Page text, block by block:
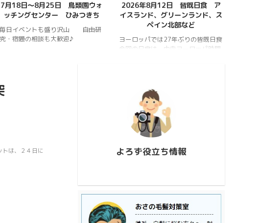
7月18日〜8月25日 鳥類園ウォ
ッチングセンター ひみつきち
毎日イベントも盛り沢山 自由研
究・宿題の相談も大歓迎♪
2026年8月12日 皆既日食 ア
イスランド、グリーンランド、ス
ペイン北部など
ヨーロッパでは27年ぶりの皆既日食
今回の日食は、中央ヨーロッパ時間
726_173927.mp4
https://www.youtube.com/watch?
v=AUJyBTySGso
は、２４日に
よろず役立ち情報